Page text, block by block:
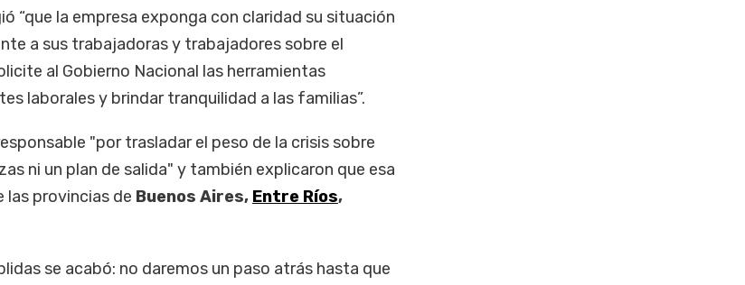
“que la empresa exponga con claridad su situación
a sus trabajadoras y trabajadores sobre el
al Gobierno Nacional las herramientas
laborales y brindar tranquilidad a las familias”.
"por trasladar el peso de la crisis sobre
ni un plan de salida" y también explicaron que esa
provincias de Buenos Aires, Entre Ríos,
se acabó: no daremos un paso atrás hasta que